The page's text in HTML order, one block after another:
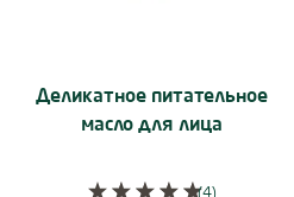
Подробнее:
Деликатное питательное
масло для лица
(4)